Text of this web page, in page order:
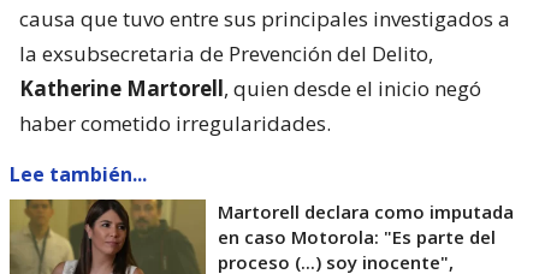
causa que tuvo entre sus principales investigados a
la exsubsecretaria de Prevención del Delito,
Katherine Martorell, quien desde el inicio negó
haber cometido irregularidades.
Lee también...
Martorell declara como imputada
en caso Motorola: "Es parte del
proceso (...) soy inocente",